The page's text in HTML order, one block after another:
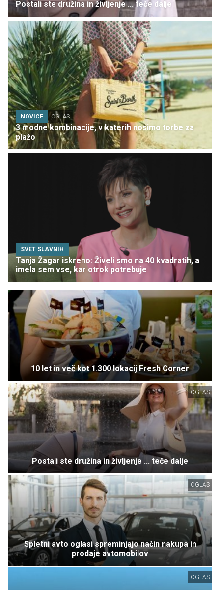
Postali ste družina in življenje ... teče dalje
NOVICE OGLAS
3 modne kombinacije, v katerih nosimo torbe za
plažo
SVET SLAVNIH
Tanja Žagar iskreno: Živeli smo na 40 kvadratih, a
imela sem vse, kar otrok potrebuje
10 let in več kot 1.300 lokacij Fresh Corner
OGLAS
Postali ste družina in življenje ... teče dalje
OGLAS
Spletni avto oglasi spreminjajo način nakupa in
prodaje avtomobilov
OGLAS